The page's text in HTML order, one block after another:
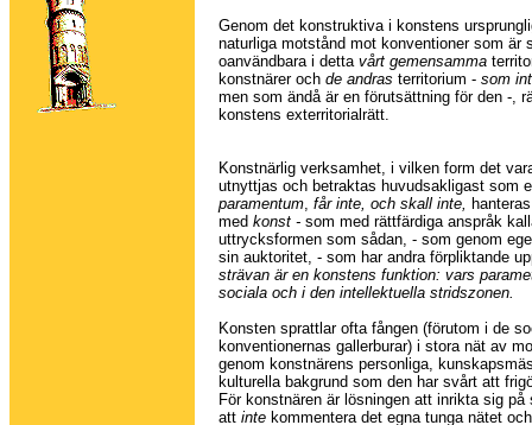
Genom det konstruktiva i konstens
naturliga motstånd mot konventioner som är
oanvändbara i dettavårt gemensamma
konstnärer och de andras territorium - som
men som ändå är en förutsättning för den -,
konstens exterritorialrätt.
Konstnärlig verksamhet, i vilken form det
utnyttjas och betraktas huvudsakligast som
paramentum, får inte, och skall inte,
med konst - som med rättfärdiga anspråk
uttrycksformen som sådan, - som genom
sin auktoritet, - som har andra förpliktande
strävan är en konstens funktion: vars
sociala och i den intellektuella stridszonen.
Konsten sprattlar ofta fången (förutom i de
konventionernas gallerburar) i stora nät av
genom konstnärens personliga,
kulturella bakgrund som den har svårt att
För konstnären är lösningen att inrikta sig på
att inte kommentera det egna tunga nätet